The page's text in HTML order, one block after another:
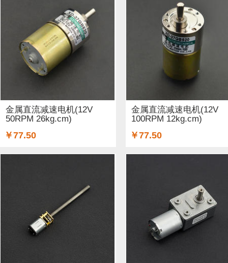
电子器件 (20) 结构件 (9)
Lilypad（弃用） (4) 3G/4G/5G (1)
电源模块 (38) 柔性传感器 (3)
加速度传感器 (2) 直流电机驱动器 (8) 电源线 (8) 制
其他传感器 (9) RFID (4) LCD (4)
直流电机 (58) 运动传感器 (1)
其他电子器件 (3) e-Health传感器 (2)
开关和按钮 (12)
金属直流减速电机(12V
50RPM 26kg.cm)
￥77.50
金属直流减速电机(12V
100RPM 12kg.cm)
￥77.50